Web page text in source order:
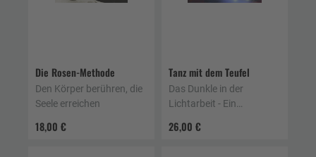
Die Rosen-Methode
18,00 €
Den Körper berühren, die
Seele erreichen
Tanz mit dem Teufel
26,00 €
Das Dunkle in der
Lichtarbeit - Ein
Reiki-Praktiker, Heiler und